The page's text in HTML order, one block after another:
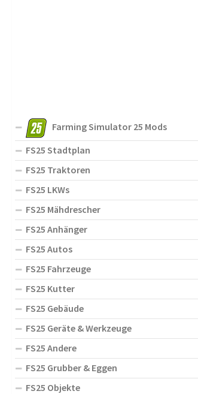
Farming Simulator 25 Mods
FS25 Stadtplan
FS25 Traktoren
FS25 LKWs
FS25 Mähdrescher
FS25 Anhänger
FS25 Autos
FS25 Fahrzeuge
FS25 Kutter
FS25 Gebäude
FS25 Geräte & Werkzeuge
FS25 Andere
FS25 Grubber & Eggen
FS25 Objekte